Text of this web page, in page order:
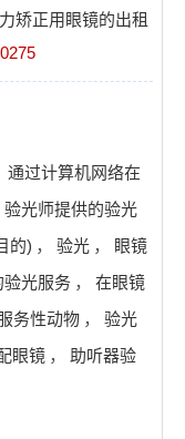
矫正用眼镜的出租
通过计算机网络在
验光师提供的验光
的) ， 验光 ，
眼镜
验光服务 ，
在眼镜
务性动物 ，
验光
眼镜 ，
助听器验